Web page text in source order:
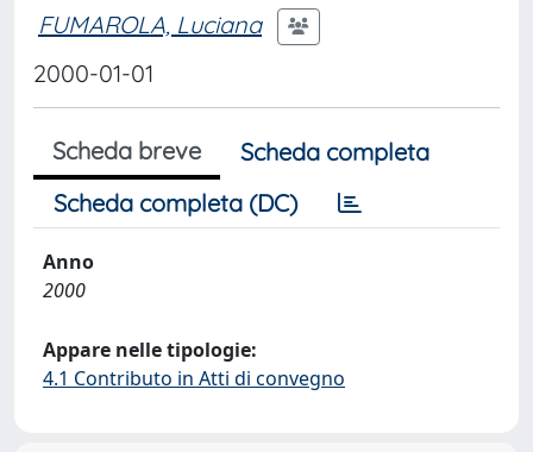
FUMAROLA, Luciana
2000-01-01
Scheda breve
Scheda completa
Scheda completa (DC)
Anno
2000
Appare nelle tipologie:
4.1 Contributo in Atti di convegno